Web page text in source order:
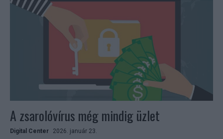
A zsarolóvírus még mindig üzlet
Digital Center 2026. január 23.